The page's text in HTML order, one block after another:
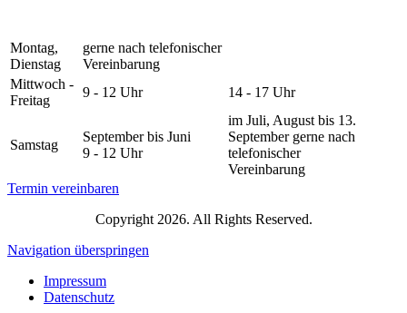
Montag,
Dienstag
gerne nach telefonischer
Vereinbarung
Mittwoch -
Freitag
9 - 12 Uhr 14 - 17 Uhr
Samstag
September bis Juni
9 - 12 Uhr
im Juli, August bis 13.
September gerne nach
telefonischer
Vereinbarung
Termin vereinbaren
Copyright 2026. All Rights Reserved.
Navigation überspringen
Impressum
Datenschutz